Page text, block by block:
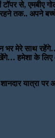
एमबीए
रहने तक..
मेरे साथ
के लिए
शानदार